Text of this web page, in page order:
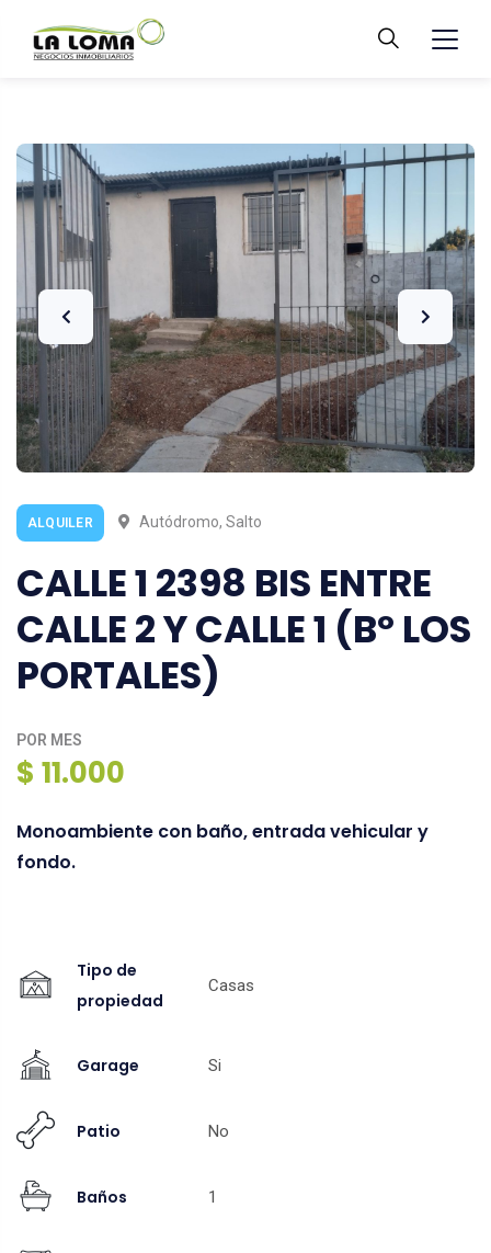
ALQUILER Autódromo, Salto
CALLE 1 2398 BIS ENTRE
CALLE 2 Y CALLE 1 (Bº LOS
PORTALES)
POR MES
$ 11.000
Monoambiente con baño, entrada vehicular y
fondo.
Tipo de
propiedad
Casas
Garage Si
Patio No
Baños 1